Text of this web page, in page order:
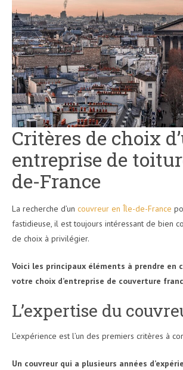
Critères de choix
entreprise de
de-France
La recherche d’un couvreur en Île-de-France
fastidieuse, il est toujours intéressant de bien
de choix à privilégier.
Voici les principaux éléments à prendre en
votre choix d’entreprise de couverture
L’expertise du
L’expérience est l’un des premiers critères à
Un couvreur qui a plusieurs années